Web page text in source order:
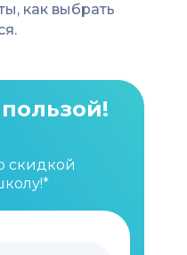
как выбрать
скидкой